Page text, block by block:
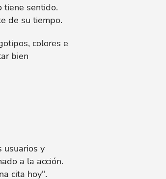
tiene sentido.
de su tiempo.
colores e
bien
usuarios y
a la acción.
cita hoy".